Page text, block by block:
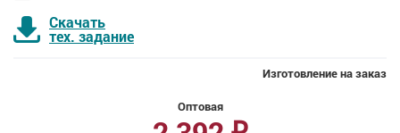
Скачать
тех. задание
Изготовление на заказ
Оптовая